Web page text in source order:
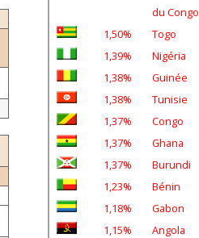
du Congo
1,50%
Togo
1,39%
Nigéria
1,38%
Guinée
1,38%
Tunisie
1,37%
Congo
1,37%
Ghana
1,37%
Burundi
1,23%
Bénin
1,18%
Gabon
1,15%
Angola